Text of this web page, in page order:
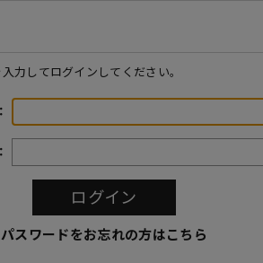
力してログインしてください。
パスワードをお忘れの方はこちら